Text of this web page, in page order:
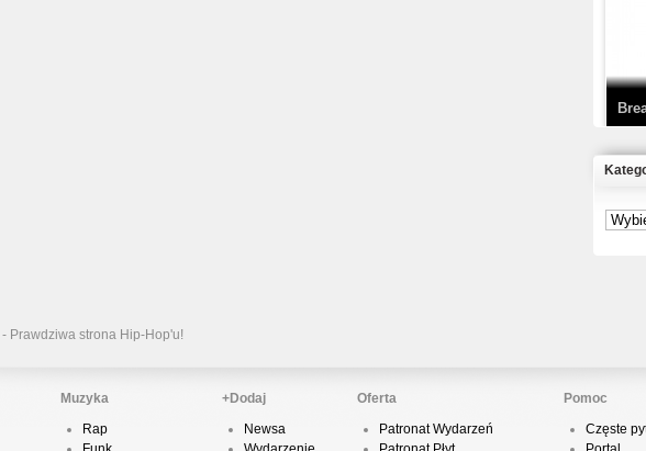
- Prawdziwa strona Hip-Hop'u!
Muzyka
Rap
+Dodaj
Newsa
Oferta
Patronat Wydarzeń
Pomoc
Częste